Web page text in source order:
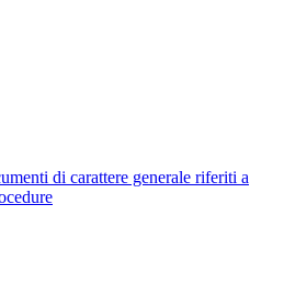
di carattere generale riferiti a